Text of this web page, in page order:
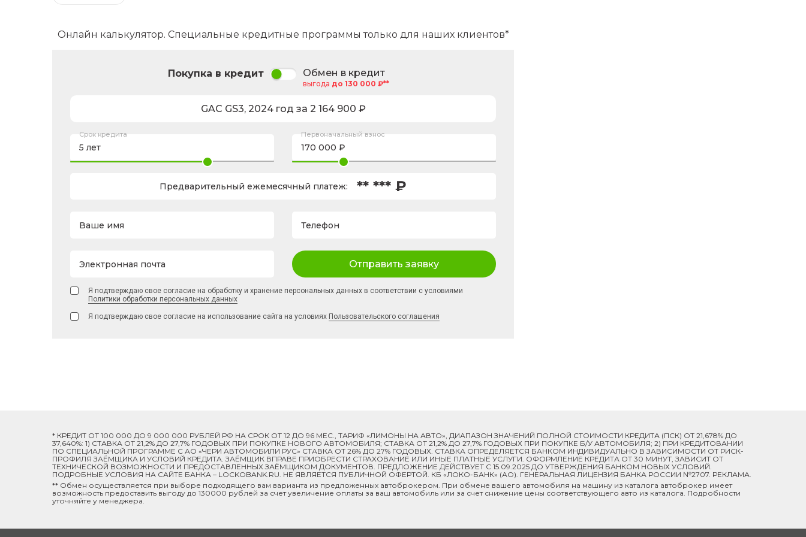
Онлайн калькулятор. Специальные кредитные программы только для наших клиентов*
Покупка в кредит Обмен в кредит
выгода до 130 000 ₽**
GAC GS3, 2024год за 2 164 900 ₽
Срок кредита Первоначальный взнос
Предварительный ежемесячный платеж: ** *** ₽
Ваше имя Телефон
Электронная почта Отправить заявку
Я подтверждаю свое согласие на обработку и хранение персональных данных в соответствии с условиями
Политики обработки персональных данных
Я подтверждаю свое согласие на использование сайта на условиях Пользовательского соглашения
* КРЕДИТ ОТ 100 000 ДО 9 000 000 РУБЛЕЙ РФ НА СРОК ОТ 12 ДО 96 МЕС., ТАРИФ «ЛИМОНЫ НА АВТО», ДИАПАЗОН ЗНАЧЕНИЙ ПОЛНОЙ СТОИМОСТИ КРЕДИТА (ПСК) ОТ 21,678% ДО
37,640%: 1) СТАВКА ОТ 21,2% ДО 27,7% ГОДОВЫХ ПРИ ПОКУПКЕ НОВОГО АВТОМОБИЛЯ; СТАВКА ОТ 21,2% ДО 27,7% ГОДОВЫХ ПРИ ПОКУПКЕ Б/У АВТОМОБИЛЯ; 2) ПРИ КРЕДИТОВАНИИ
ПО СПЕЦИАЛЬНОЙ ПРОГРАММЕ C АО «ЧЕРИ АВТОМОБИЛИ РУС» СТАВКА ОТ 26% ДО 27% ГОДОВЫХ. СТАВКА ОПРЕДЕЛЯЕТСЯ БАНКОМ ИНДИВИДУАЛЬНО В ЗАВИСИМОСТИ ОТ РИСК-
ПРОФИЛЯ ЗАЁМЩИКА И УСЛОВИЙ КРЕДИТА. ЗАЁМЩИК ВПРАВЕ ПРИОБРЕСТИ СТРАХОВАНИЕ ИЛИ ИНЫЕ ПЛАТНЫЕ УСЛУГИ. ОФОРМЛЕНИЕ КРЕДИТА ОТ 30 МИНУТ, ЗАВИСИТ ОТ
ТЕХНИЧЕСКОЙ ВОЗМОЖНОСТИ И ПРЕДОСТАВЛЕННЫХ ЗАЁМЩИКОМ ДОКУМЕНТОВ. ПРЕДЛОЖЕНИЕ ДЕЙСТВУЕТ С 15.09.2025 ДО УТВЕРЖДЕНИЯ БАНКОМ НОВЫХ УСЛОВИЙ.
ПОДРОБНЫЕ УСЛОВИЯ НА САЙТЕ БАНКА – LOCKOBANK.RU. НЕ ЯВЛЯЕТСЯ ПУБЛИЧНОЙ ОФЕРТОЙ. КБ «ЛОКО-БАНК» (АО). ГЕНЕРАЛЬНАЯ ЛИЦЕНЗИЯ БАНКА РОССИИ №2707. РЕКЛАМА.
** Обмен осуществляется при выборе подходящего вам варианта из предложенных автоброкером. При обмене вашего автомобиля на машину из каталога автоброкер имеет
возможность предоставить выгоду до 130000 рублей за счет увеличение оплаты за ваш автомобиль или за счет снижение цены соответствующего авто из каталога. Подробности
уточняйте у менеджера.